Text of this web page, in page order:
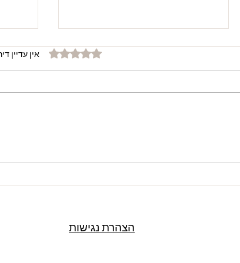
דירוג של 0 מתוך 5 כוכבים אין עדיין
הצהרת נגישות